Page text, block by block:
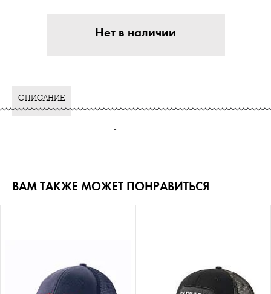
Нет в наличии
ОПИСАНИЕ
-
ВАМ ТАКЖЕ МОЖЕТ ПОНРАВИТЬСЯ